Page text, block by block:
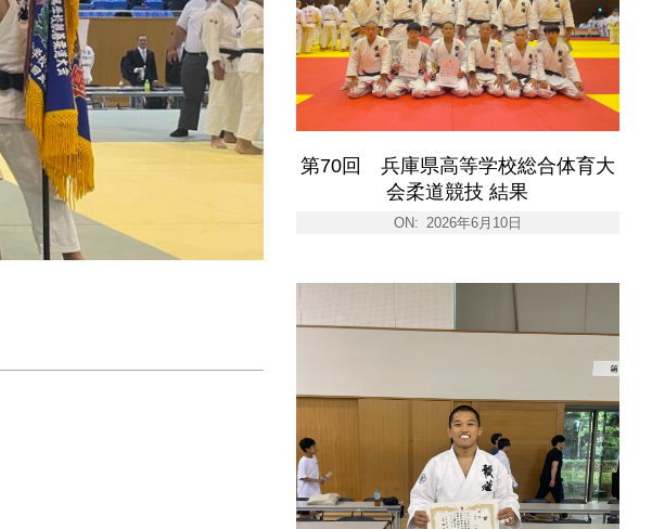
第70回 兵庫県高等学校総合体育大
会柔道競技 結果
ON: 2026年6月10日